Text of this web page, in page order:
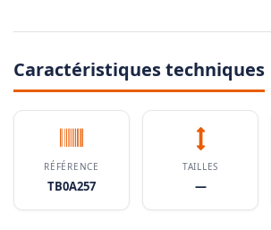
Caractéristiques techniques
RÉFÉRENCE
TB0A257
TAILLES
—